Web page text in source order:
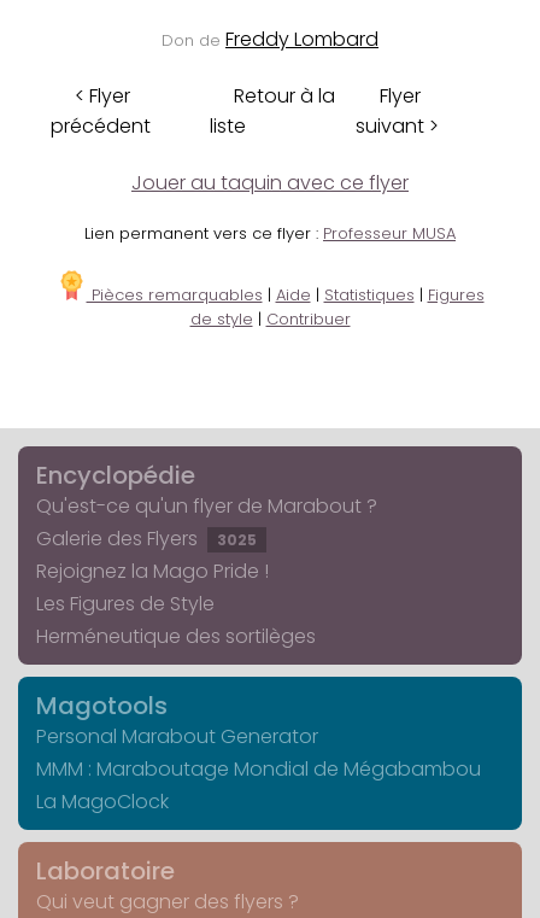
Don de Freddy Lombard
< Flyer
précédent
Retour à la
liste
Flyer
suivant >
Jouer au taquin avec ce flyer
Lien permanent vers ce flyer : Professeur MUSA
Pièces remarquables | Aide | Statistiques | Figures
de style | Contribuer
Encyclopédie
Qu'est-ce qu'un flyer de Marabout ?
Galerie des Flyers
3025
Rejoignez la Mago Pride !
Les Figures de Style
Herméneutique des sortilèges
Magotools
Personal Marabout Generator
MMM : Maraboutage Mondial de Mégabambou
La MagoClock
Laboratoire
Qui veut gagner des flyers ?